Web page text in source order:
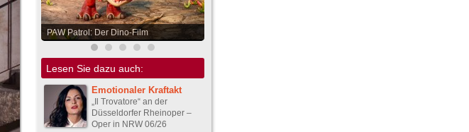
PAW Patrol: Der Dino-Film
Lesen Sie dazu auch:
Emotionaler Kraftakt
„Il Trovatore“ an der
Düsseldorfer Rheinoper –
Oper in NRW 06/26